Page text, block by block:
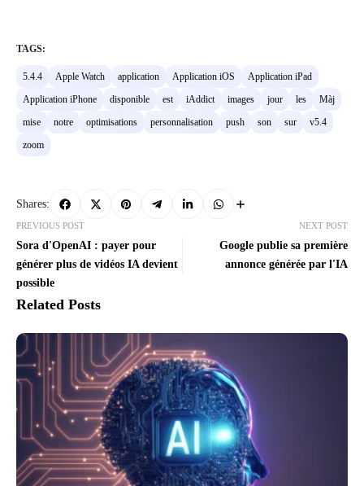
TAGS:
5.4.4 Apple Watch application Application iOS
Application iPad
Application iPhone
disponible est iAddict images jour les
Màj
mise
notre optimisations personnalisation push son sur
v5.4
zoom
Shares:
PREVIOUS POST
Sora d'OpenAI : payer pour
générer plus de vidéos IA devient
possible
NEXT POST
Google publie sa première
annonce générée par l'IA
Related Posts